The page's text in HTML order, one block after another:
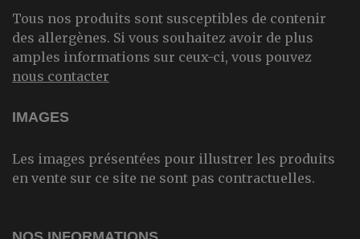
Tous nos produits sont susceptibles de contenir
des allergènes. Si vous souhaitez avoir de plus
amples informations sur ceux-ci, vous pouvez
nous contacter
IMAGES
Les images présentées pour illustrer les produits
en vente sur ce site ne sont pas contractuelles.